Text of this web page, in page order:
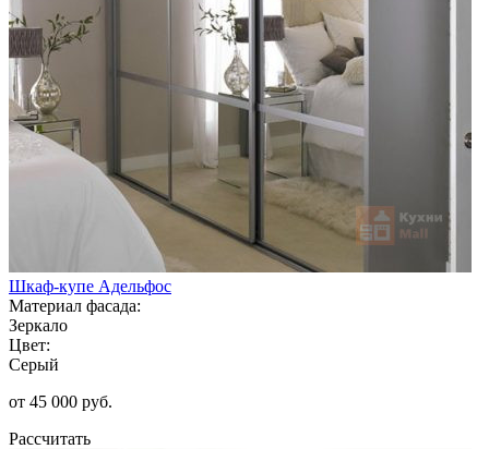
Шкаф-купе Адельфос
Материал фасада:
Зеркало
Цвет:
Серый
от 45 000 руб.
Рассчитать